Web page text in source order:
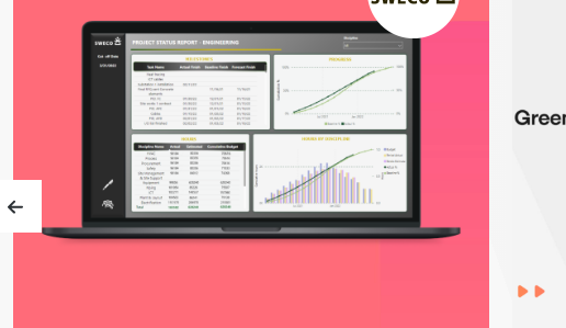
Föregående bild